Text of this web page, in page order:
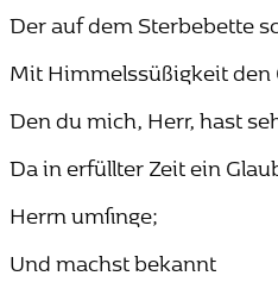
Der auf dem Sterbebette
Mit Himmelssüßigkeit den
Den du mich, Herr, hast
Da in erfüllter Zeit ein
Herrn umfinge;
Und machst bekannt